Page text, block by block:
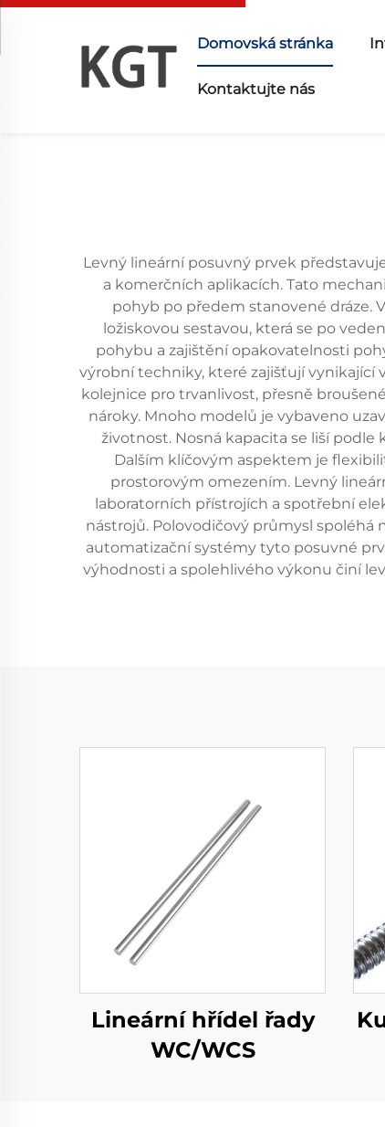
Domovská stránka
Kontaktujte nás
Levný lineární posuvný prvek
a komerčních aplikacích. Tato
pohyb po předem stanovené dráze.
ložiskovou sestavou, která se po
pohybu a zajištění opakovatelnosti
výrobní techniky, které zajišťují vynikající
kolejnice pro trvanlivost, přesně
nároky. Mnoho modelů je vybaveno
životnost. Nosná kapacita se liší
Dalším klíčovým aspektem je
prostorovým omezením. Levný
laboratorních přístrojích a spotřební
nástrojů. Polovodičový průmysl spoléhá
automatizační systémy tyto posuvné
výhodnosti a spolehlivého výkonu činí
Lineární hřídel řady
WC/WCS